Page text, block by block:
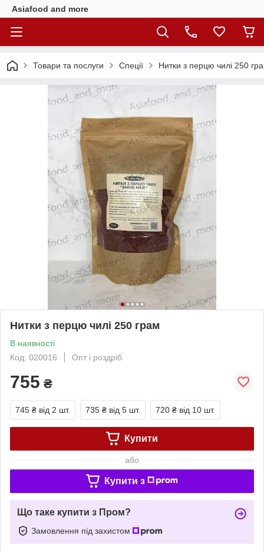
Asiafood and more
Товари та послуги Спеції Нитки з перцю чилі 250
Нитки з перцю чилі 250 грам
В наявності
Код: 020016
Опт і роздріб
755 ₴
745 ₴ від 2 шт. 735 ₴ від 5 шт. 720 ₴ від 10 шт.
Купити
або
Купити з
Що таке купити з Пром?
Замовлення під захистом